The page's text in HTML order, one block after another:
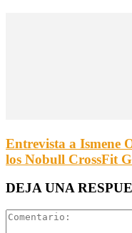
Entrevista a Ismene
los Nobull CrossFit
DEJA UNA